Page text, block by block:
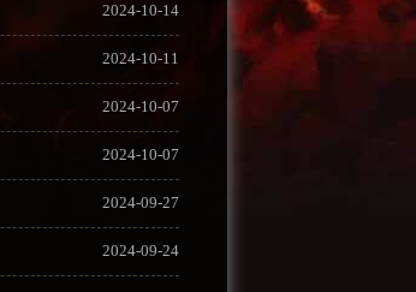
2024-10-14
2024-10-11
2024-10-07
2024-10-07
2024-09-27
2024-09-24